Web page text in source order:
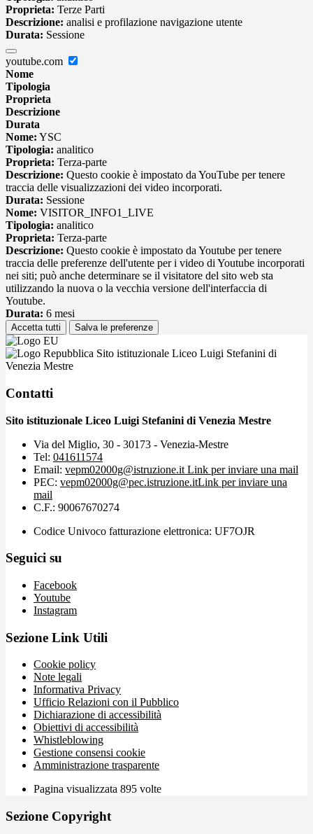
Proprieta: Terze Parti
Descrizione: analisi e profilazione navigazione utente
Durata: Sessione
youtube.com
Nome
Tipologia
Proprieta
Descrizione
Durata
Nome: YSC
Tipologia: analitico
Proprieta: Terza-parte
Descrizione: Questo cookie è impostato da YouTube per tenere
traccia delle visualizzazioni dei video incorporati.
Durata: Sessione
Nome: VISITOR_INFO1_LIVE
Tipologia: analitico
Proprieta: Terza-parte
Descrizione: Questo cookie è impostato da Youtube per tenere
traccia delle preferenze dell'utente per i video di Youtube incorporati
nei siti; può anche determinare se il visitatore del sito web sta
utilizzando la nuova o la vecchia versione dell'interfaccia di
Youtube.
Durata: 6 mesi
Accetta tutti Salva le preferenze
Sito istituzionale Liceo Luigi Stefanini di
Venezia Mestre
Contatti
Sito istituzionale Liceo Luigi Stefanini di Venezia Mestre
Via del Miglio, 30 - 30173 - Venezia-Mestre
Tel: 041611574
Email: vepm02000g@istruzione.it Link per inviare una mail
PEC: vepm02000g@pec.istruzione.itLink per inviare una
mail
C.F.: 90067670274
Codice Univoco fatturazione elettronica: UF7OJR
Seguici su
Facebook
Youtube
Instagram
Sezione Link Utili
Cookie policy
Note legali
Informativa Privacy
Ufficio Relazioni con il Pubblico
Dichiarazione di accessibilità
Obiettivi di accessibilità
Whistleblowing
Gestione consensi cookie
Amministrazione trasparente
Pagina visualizzata 895 volte
Sezione Copyright